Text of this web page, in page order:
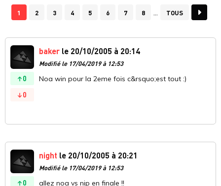
1 2 3 4 5 6 7 8 TOUS
0
0
baker le 20/10/2005 à 20:14
Modifié le 17/04/2019 à 12:53
Noa win pour la 2eme fois c&rsquo;est tout :)
0
night le 20/10/2005 à 20:21
Modifié le 17/04/2019 à 12:53
allez noa vs nip en finale !!